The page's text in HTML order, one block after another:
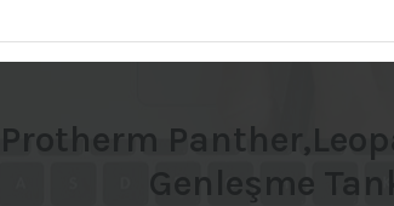
Protherm
Genleşme